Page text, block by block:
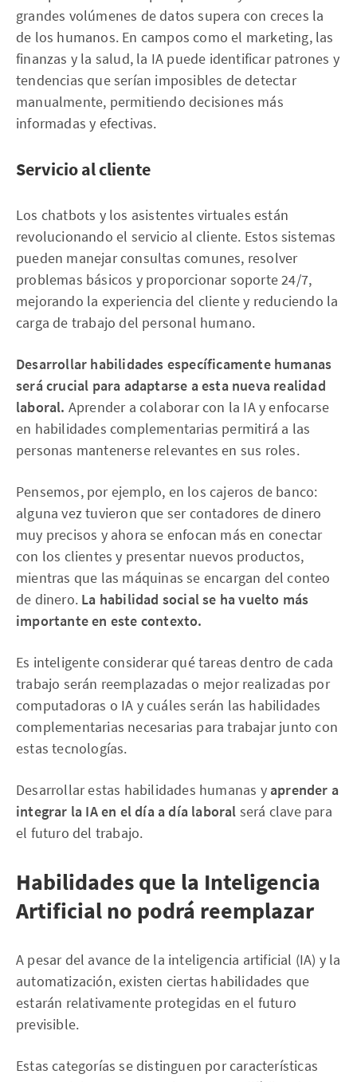
grandes volúmenes de datos supera con creces la
de los humanos. En campos como el marketing, las
finanzas y la salud, la IA puede identificar patrones y
tendencias que serían imposibles de detectar
manualmente, permitiendo decisiones más
informadas y efectivas.
Servicio al cliente
Los chatbots y los asistentes virtuales están
revolucionando el servicio al cliente. Estos sistemas
pueden manejar consultas comunes, resolver
problemas básicos y proporcionar soporte 24/7,
mejorando la experiencia del cliente y reduciendo la
carga de trabajo del personal humano.
Desarrollar habilidades específicamente humanas
será crucial para adaptarse a esta nueva realidad
laboral. Aprender a colaborar con la IA y enfocarse
en habilidades complementarias permitirá a las
personas mantenerse relevantes en sus roles.
Pensemos, por ejemplo, en los cajeros de banco:
alguna vez tuvieron que ser contadores de dinero
muy precisos y ahora se enfocan más en conectar
con los clientes y presentar nuevos productos,
mientras que las máquinas se encargan del conteo
de dinero. La habilidad social se ha vuelto más
importante en este contexto.
Es inteligente considerar qué tareas dentro de cada
trabajo serán reemplazadas o mejor realizadas por
computadoras o IA y cuáles serán las habilidades
complementarias necesarias para trabajar junto con
estas tecnologías.
Desarrollar estas habilidades humanas yaprender a
integrar la IA en el día a día laboral será clave para
el futuro del trabajo.
Habilidades que la Inteligencia
Artificial no podrá reemplazar
A pesar del avance de la inteligencia artificial (IA) y la
automatización, existen ciertas habilidades que
estarán relativamente protegidas en el futuro
previsible.
Estas categorías se distinguen por características